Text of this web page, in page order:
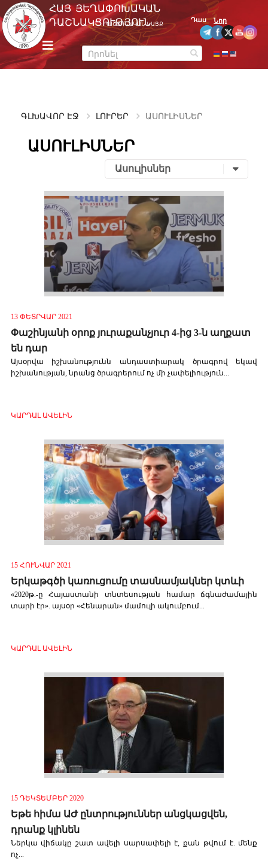
Skip
to
content
m
e
n
u
ՀԱՅ ՅԵՂԱՓՈԽԱԿԱՆ
ԴԱՇՆԱԿՑՈՒԹՅՈՒՆ
ՊԱՇՏՈՆԱԿԱՆ ԿԱՅՔ
Դաս Նոր
ԳԼԽԱՎՈՐ ԷՋ ԼՈՒՐԵՐ ԱՍՈՒԼԻՍՆԵՐ
ԱՍՈՒԼԻՍՆԵՐ
Ասուլիսներ
13 ՓԵՏՐՎԱՐ 2021
Փաշինյանի օրոք յուրաքանչյուր 4-ից 3-ն աղքատ
են դար
Այսօրվա իշխանությունն անդաստիարակ ծրագրով եկավ
իշխանության, նրանց ծրագրերում ոչ մի չափելիություն...
ԿԱՐԴԱԼ ԱՎԵԼԻՆ
15 ՀՈՒՆՎԱՐ 2021
Երկաթգծի կառուցումը տասնամյակներ կտևի
«2020թ.-ը Հայաստանի տնտեսության համար ճգնաժամային
տարի էր». այսօր «Հենարան» մամուլի ակումբում...
ԿԱՐԴԱԼ ԱՎԵԼԻՆ
15 ԴԵԿՏԵՄԲԵՐ 2020
Եթե հիմա ԱԺ ընտրություններ անցկացվեն,
դրանք կլինեն
Ներկա վիճակը շատ ավելի սարսափելի է, քան թվում է. մենք
ոչ...